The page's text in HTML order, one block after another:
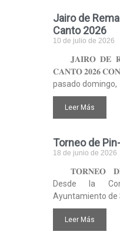
Jairo de
Canto 2026
10 de julio de 2026
𝐉𝐀𝐈𝐑𝐎 𝐃𝐄
𝐂𝐀𝐍𝐓𝐎 𝟐𝟎𝟐𝟔
pasado domingo,
Leer Más
Torneo de
18 de junio de 2026
𝐓𝐎𝐑𝐍𝐄𝐎
Desde la
Ayuntamiento de
Leer Más